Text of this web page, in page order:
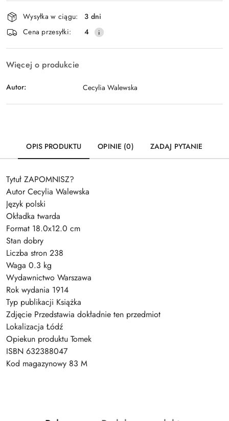
Wyślij
Dostępność
i
dostawa
Wysyłka w ciągu:
3 dni
Cena przesyłki:
4
Więcej o produkcie
Autor: Cecylia Walewska
OPIS PRODUKTU OPINIE (0) ZADAJ PYTANIE
Tytuł ZAPOMNISZ?
Autor Cecylia Walewska
Język polski
Okładka twarda
Format 18.0x12.0 cm
Stan dobry
Liczba stron 238
Waga 0.3 kg
Wydawnictwo Warszawa
Rok wydania 1914
Typ publikacji Książka
Zdjęcie Przedstawia dokładnie ten przedmiot
Lokalizacja Łódź
Opiekun produktu Tomek
ISBN 632388047
Kod magazynowy 83 M